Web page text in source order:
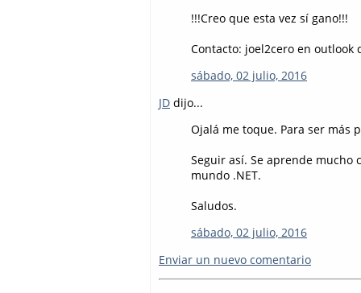
!!!Creo que esta vez sí gano!!!
Contacto: joel2cero en outlook
sábado, 02 julio, 2016
JD dijo...
Ojalá me toque. Para ser más
Seguir así. Se aprende mucho
mundo .NET.
Saludos.
sábado, 02 julio, 2016
Enviar un nuevo comentario